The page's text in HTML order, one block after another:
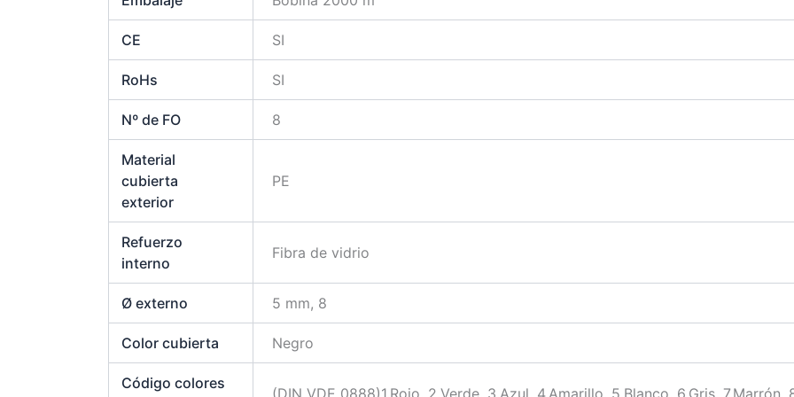
CE SI
RoHs SI
Nº de FO 8
Material
cubierta
exterior
PE
Refuerzo
interno
Fibra de vidrio
Ø externo 5 mm, 8
Color cubierta Negro
Código colores